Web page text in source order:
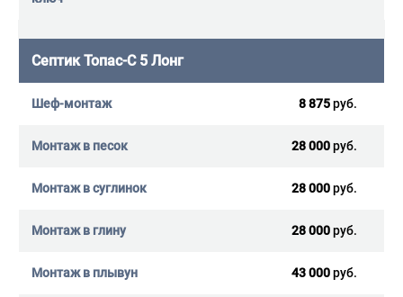
Септик Топас-С 5 Лонг
8 875руб.
28 000руб.
28 000руб.
28 000руб.
43 000руб.